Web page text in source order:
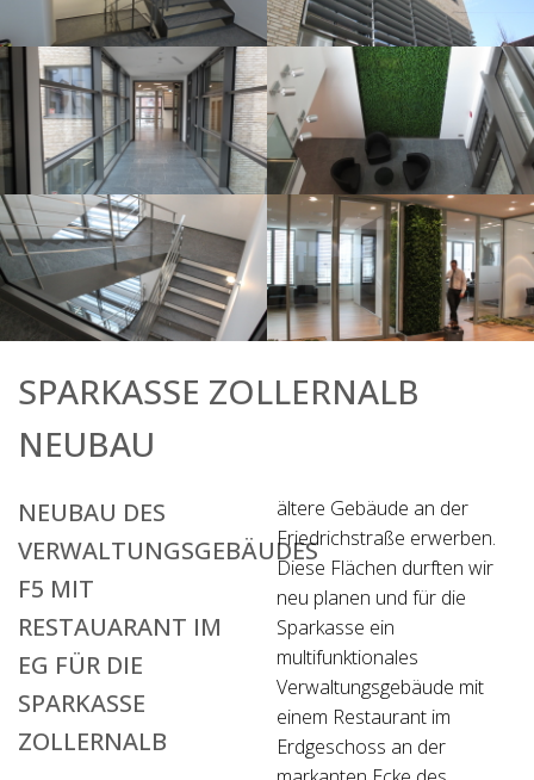
SPARKASSE ZOLLERNALB
NEUBAU
NEUBAU DES
VERWALTUNGSGEBÄUDES
F5 MIT
RESTAUARANT IM
EG FÜR DIE
SPARKASSE
ZOLLERNALB
ältere Gebäude an der
Friedrichstraße erwerben.
Diese Flächen durften wir
neu planen und für die
Sparkasse ein
multifunktionales
Verwaltungsgebäude mit
einem Restaurant im
Erdgeschoss an der